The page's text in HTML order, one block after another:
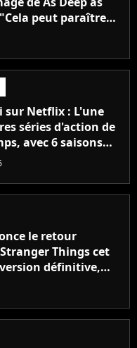
peut paraître
mais c'est ce qu'il
Netflix : L'une
séries d'action de
avec 6 saisons
le retour
Things cet
définitive,
historique